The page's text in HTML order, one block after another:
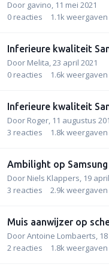
Door gavino 11 mei 2021
0 reacties 1.1k weergaven
Inferieure kwaliteit
Door Melita 23 april 2021
0 reacties 1.6k weergaven
Inferieure kwaliteit
Door Roger 11 augustus
3 reacties 1.8k weergaven
Ambilight op
Door Niels Klappers 19
3 reacties 2.9k weergaven
Muis aanwijzer op
DoorAntoine Lombaerts
2 reacties 1.8k weergaven